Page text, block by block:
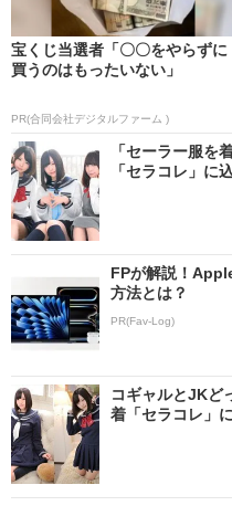
宝くじ当選者「〇〇をやらずに
買うのはもったいない」
PR(合同会社デジタルファーム )
「セーラー服を
「セラコレ」に
FPが解説！
方法とは？
PR(Fav-Log)
コギャルとJK
着「セラコレ」